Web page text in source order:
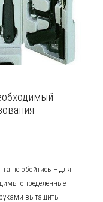
не обойтись – для
определенные
вытащить